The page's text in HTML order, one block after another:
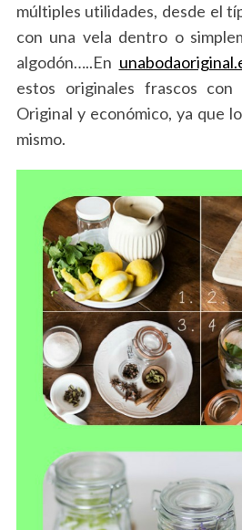
múltiples utilidades, desde el
con una vela dentro o
algodón…..En
estos originales frascos con
Original y económico, ya que
mismo.